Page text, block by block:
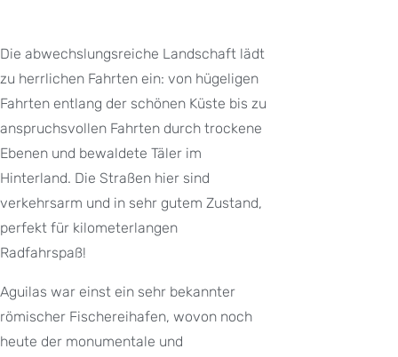
Die abwechslungsreiche Landschaft lädt
zu herrlichen Fahrten ein: von hügeligen
Fahrten entlang der schönen Küste bis zu
anspruchsvollen Fahrten durch trockene
Ebenen und bewaldete Täler im
Hinterland. Die Straßen hier sind
verkehrsarm und in sehr gutem Zustand,
perfekt für kilometerlangen
Radfahrspaß!
Aguilas war einst ein sehr bekannter
römischer Fischereihafen, wovon noch
heute der monumentale und